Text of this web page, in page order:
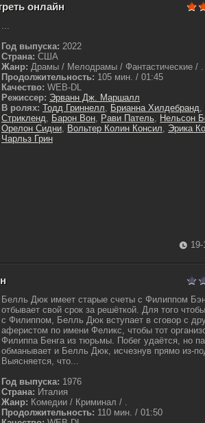
онлайн
...
Год выпуска: 2022
Страна: США
Жанр: Драмы / Мелодрамы / Фантастические / .
Продолжительность: 105 мин. / 01:45
Качество: WEB-DL
Режиссер: Эрванн Дж. Маршалл
В ролях: Тодд Гриннелл, Брианна Хилдебранд,
Стрикленд, Барон Вон, Рави Патель, Нельсон
Орелон Сидни, Вольтер Колин Консил, Эрика
Чарльз Грин
Белль Дюк имеет старые счеты с Филиппом
отбывает свой срок за решёткой. Для того
с Филиппом, Белль Дюк вступает в сговор с
аферистом по имени Феликс, чтобы тот
Филиппа Бенга из тюрьмы. Побег удаётся, но
обманывает и Белль Дюк, исчезнув прямо из-
Выясняется, что...
Год выпуска: 1976
Страна: Италия
Жанр: Комедии / Криминал / .
Продолжительность: 110 мин. / 01:50